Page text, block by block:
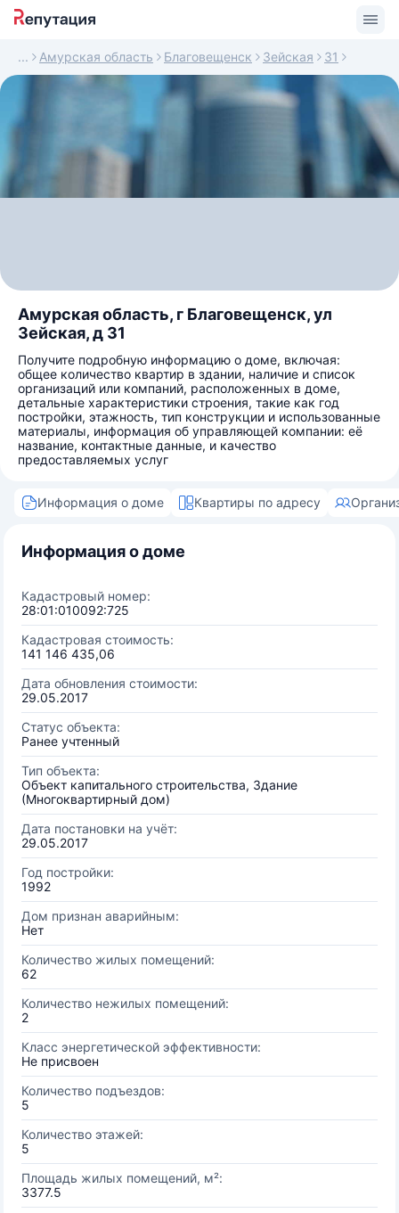
Амурская область Благовещенск Зейская 31
Амурская область, г Благовещенск, ул
Зейская, д 31
Получите подробную информацию о доме, включая:
общее количество квартир в здании, наличие и список
организаций или компаний, расположенных в доме,
детальные характеристики строения, такие как год
постройки, этажность, тип конструкции и использованные
материалы, информация об управляющей компании: её
название, контактные данные, и качество
предоставляемых услуг
Информация о доме Квартиры по адресу
Информация о доме
Кадастровый номер:
28:01:010092:725
Кадастровая стоимость:
141 146 435,06
Дата обновления стоимости:
29.05.2017
Статус объекта:
Ранее учтенный
Тип объекта:
Объект капитального строительства, Здание
(Многоквартирный дом)
Дата постановки на учёт:
29.05.2017
Год постройки:
1992
Дом признан аварийным:
Нет
Количество жилых помещений:
62
Количество нежилых помещений:
2
Класс энергетической эффективности:
Не присвоен
Количество подъездов:
5
Количество этажей:
5
Площадь жилых помещений, м²:
3377.5